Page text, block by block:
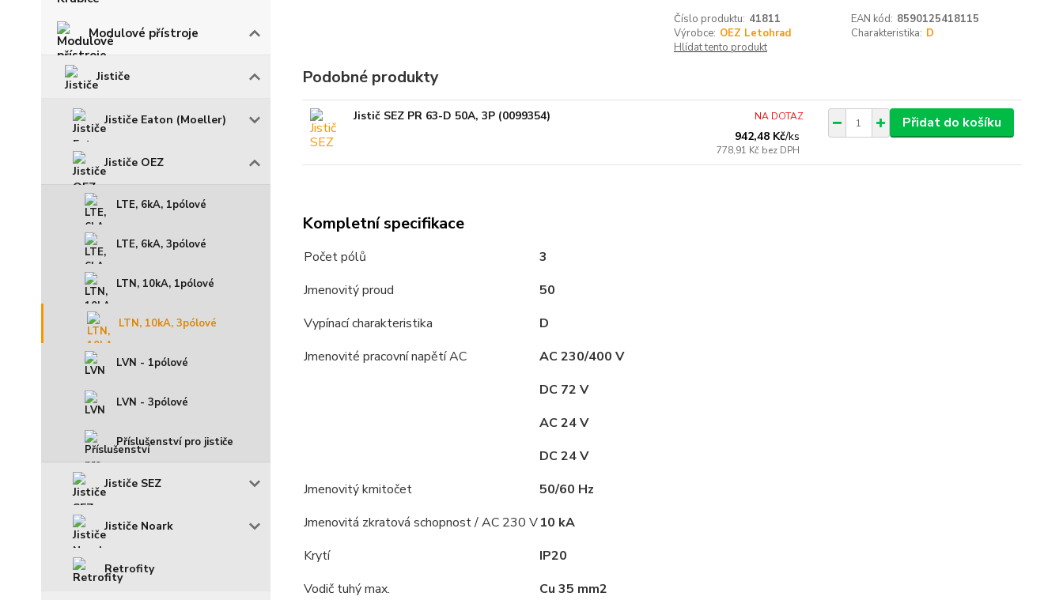
Modulové přístroje
Jističe
Jističe Eaton (Moeller)
Jističe OEZ
LTE, 6kA, 1pólové
LTE, 6kA, 3pólové
LTN, 10kA, 1pólové
LTN, 10kA, 3pólové
LVN - 1pólové
LVN - 3pólové
Příslušenství pro jističe
Jističe SEZ
Jističe Noark
Retrofity
Číslo produktu: 41811 EAN kód: 8590125418115
Výrobce: OEZ Letohrad Charakteristika: D
Hlídat tento produkt
Podobné produkty
Jistič SEZ PR 63-D 50A, 3P (0099354)
942,48 Kč/ks
778,91 Kč bez DPH
NA DOTAZ Přidat do košíku
Kompletní specifikace
Počet pólů
3
Jmenovitý proud
50
Vypínací charakteristika
D
Jmenovité pracovní napětí AC
AC 230/400 V
DC 72 V
AC 24 V
DC 24 V
Jmenovitý kmitočet
50/60 Hz
Jmenovitá zkratová schopnost / AC 230 V10 kA
Krytí
IP20
Vodič tuhý max.
Cu 35 mm2